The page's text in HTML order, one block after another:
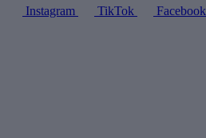
Instagram
TikTok Facebook